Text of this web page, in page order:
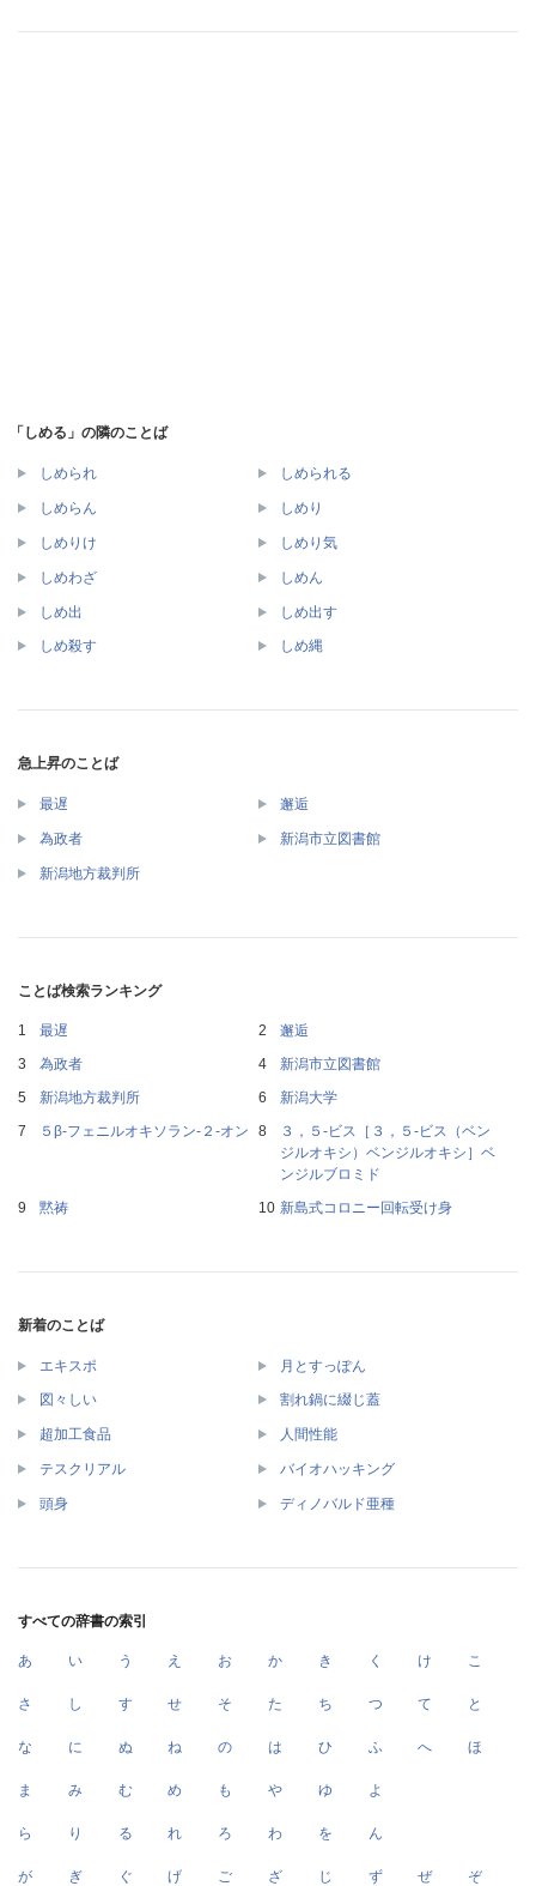
「しめる」の隣のことば
しめられ しめられる
しめらん しめり
しめりけ しめり気
しめわざ しめん
しめ出 しめ出す
しめ殺す しめ縄
急上昇のことば
最遅 邂逅
為政者 新潟市立図書館
新潟地方裁判所
ことば検索ランキング
最遅
邂逅
為政者
新潟市立図書館
新潟地方裁判所
新潟大学
５β‐フェニルオキソラン‐２‐オン
３，５‐ビス［３，５‐ビス（ベン
ジルオキシ）ベンジルオキシ］ベ
ンジルブロミド
黙祷
新島式コロニー回転受け身
新着のことば
エキスポ 月とすっぽん
図々しい 割れ鍋に綴じ蓋
超加工食品 人間性能
テスクリアル バイオハッキング
頭身 ディノバルド亜種
すべての辞書の索引
あ い う え お か き く け こ
さ し す せ そ た ち つ て と
な に ぬ ね の は ひ ふ へ ほ
ま み む め も や ゆ よ
ら り る れ ろ わ を ん
が ぎ ぐ げ ご ざ じ ず ぜ ぞ